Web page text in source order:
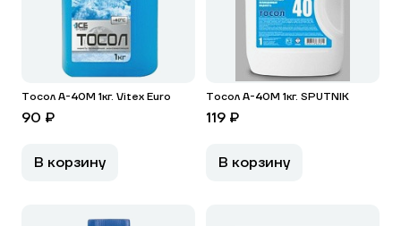
Тосол А-40М 1кг. Vitex Euro
90 ₽
В корзину
Тосол А-40М 1кг. SPUTNIK
119 ₽
В корзину